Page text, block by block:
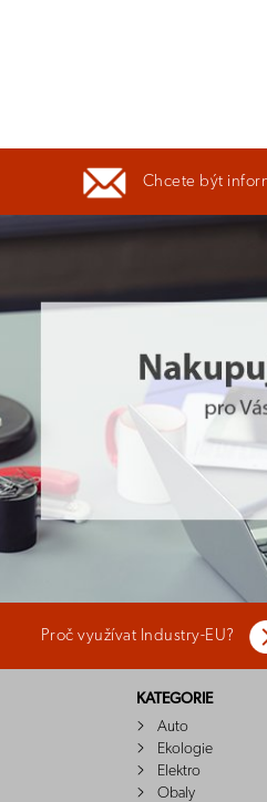
Chcete být
Proč využívat Industry-EU?
KATEGORIE
Auto
Ekologie
Elektro
Obaly